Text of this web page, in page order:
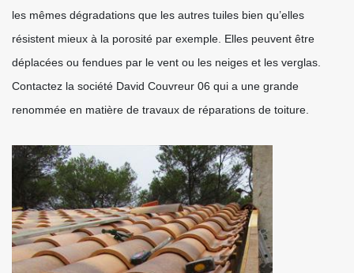
les mêmes dégradations que les autres tuiles bien qu’elles
résistent mieux à la porosité par exemple. Elles peuvent être
déplacées ou fendues par le vent ou les neiges et les verglas.
Contactez la société David Couvreur 06 qui a une grande
renommée en matière de travaux de réparations de toiture.